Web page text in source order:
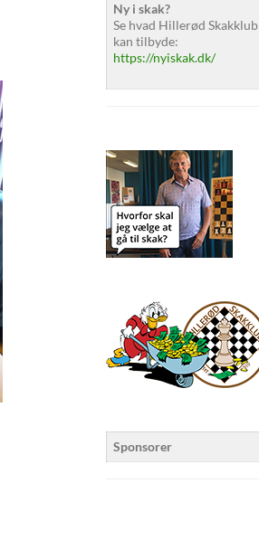
Ny i skak?
Se hvad Hillerød Skakklub
kan tilbyde:
https://nyiskak.dk/
Sponsorer